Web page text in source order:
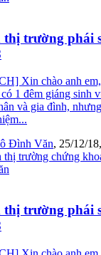
trường phái
Xin chào anh em,
1 đêm giáng sinh
và gia đình,
Đình Văn, 25/12/18
thị trường chứng
trường phái